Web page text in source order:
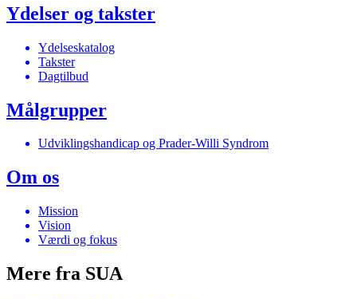
Ydelser og takster
Ydelseskatalog
Takster
Dagtilbud
Målgrupper
Udviklingshandicap og Prader-Willi Syndrom
Om os
Mission
Vision
Værdi og fokus
Mere fra SUA